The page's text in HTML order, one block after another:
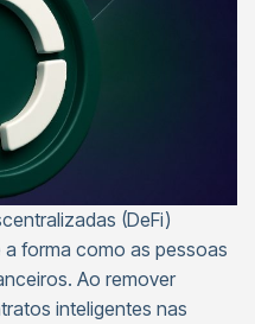
(DeFi)
forma como as pessoas
Ao remover
inteligentes nas